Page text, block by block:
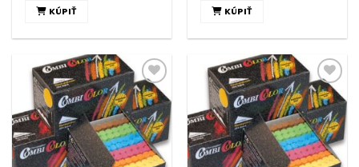
KÚPIŤ KÚPIŤ
Pridať k
obľúbeným
Pridať k
obľúbeným